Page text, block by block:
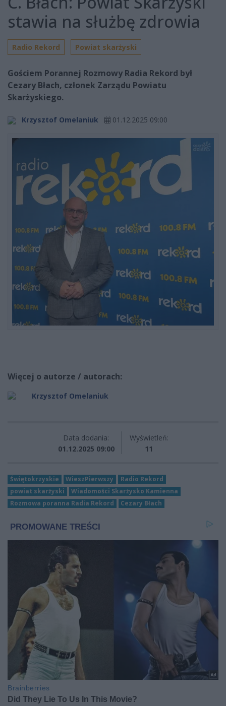
stawia na służbę zdrowia
Radio Rekord Powiat skarżyski
Gościem Porannej Rozmowy Radia Rekord był
Cezary Błach, członek Zarządu Powiatu
Skarżyskiego.
Krzysztof Omelaniuk 01.12.2025 09:00
Więcej o autorze / autorach:
Krzysztof Omelaniuk
Data dodania:
01.12.2025 09:00
Wyświetleń:
11
Świętokrzyskie WieszPierwszy
Radio Rekord
powiat skarżyski
Wiadomości Skarżysko Kamienna
Rozmowa poranna Radia Rekord
Cezary Błach